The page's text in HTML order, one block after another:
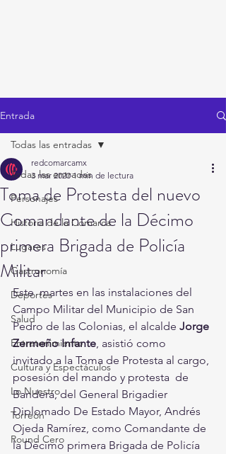
Entrada
Todas las entradas
Personajes
Historia de la Comarca
Lugares
Gastronomía
Deportes
Salud
Entretenimiento
Cultura y Espectáculos
Lo Nuestro
Torreón
Round Cero
Todas las entradas
Toma de Protesta del nuevo
Comandante de la Décimo
primera Brigada de Policía
Militar
redcomarcamx
3 mar 2020 1 min de lectura
Este  martes en las instalaciones del
Campo Militar del Municipio de San
Pedro de las Colonias, el alcalde Jorge
Zermeño Infante, asistió como
invitado a la Toma de Protesta al cargo,
posesión del mando y protesta  de
Bandera, del General Brigadier
Diplomado De Estado Mayor, Andrés
Ojeda Ramírez, como Comandante de
la Décimo primera Brigada de Policía